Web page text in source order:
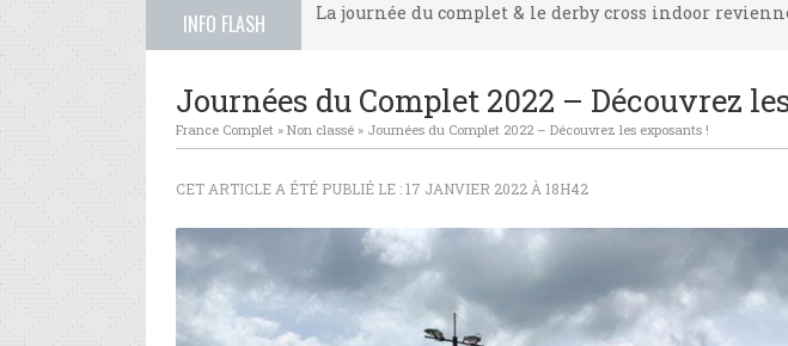
INFO FLASH
La journée du complet & le derby cross indoor
Journées du Complet 2022 – Découvrez
France Complet » Non classé » Journées du Complet 2022 – Découvrez les exposants !
CET ARTICLE A ÉTÉ PUBLIÉ LE : 17 JANVIER 2022 À 18H42